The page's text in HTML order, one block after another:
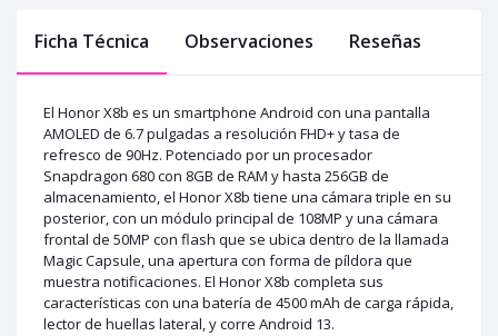
Ficha Técnica Observaciones Reseñas
El Honor X8b es un smartphone Android con una pantalla
AMOLED de 6.7 pulgadas a resolución FHD+ y tasa de
refresco de 90Hz. Potenciado por un procesador
Snapdragon 680 con 8GB de RAM y hasta 256GB de
almacenamiento, el Honor X8b tiene una cámara triple en su
posterior, con un módulo principal de 108MP y una cámara
frontal de 50MP con flash que se ubica dentro de la llamada
Magic Capsule, una apertura con forma de píldora que
muestra notificaciones. El Honor X8b completa sus
características con una batería de 4500 mAh de carga rápida,
lector de huellas lateral, y corre Android 13.